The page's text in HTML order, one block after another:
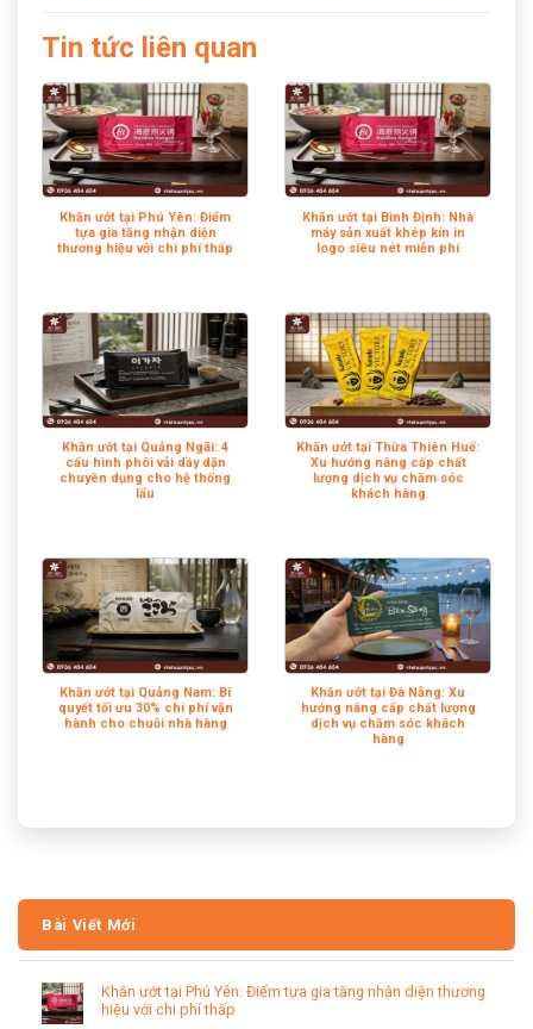
Tin tức liên quan
Khăn ướt tại Phú Yên: Điểm
tựa gia tăng nhận diện
thương hiệu với chi phí thấp
Khăn ướt tại Bình Định: Nhà
máy sản xuất khép kín in
logo siêu nét miễn phí
Khăn ướt tại Quảng Ngãi: 4
cấu hình phôi vải dầy dặn
chuyên dụng cho hệ thống
lẩu
Khăn ướt tại Thừa Thiên Huế:
Xu hướng nâng cấp chất
lượng dịch vụ chăm sóc
khách hàng
Khăn ướt tại Quảng Nam: Bí
quyết tối ưu 30% chi phí vận
hành cho chuỗi nhà hàng
Khăn ướt tại Đà Nẵng: Xu
hướng nâng cấp chất lượng
dịch vụ chăm sóc khách
hàng
Bài Viết Mới
Khăn ướt tại Phú Yên: Điểm tựa gia tăng nhận diện thương
hiệu với chi phí thấp